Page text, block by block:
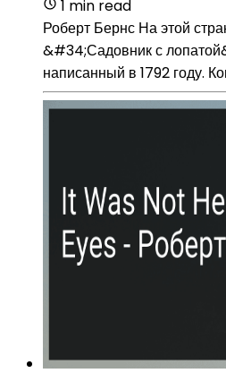
1 min read
Роберт Бернс На этой
&#34;Садовник с
написанный в 1792 году.